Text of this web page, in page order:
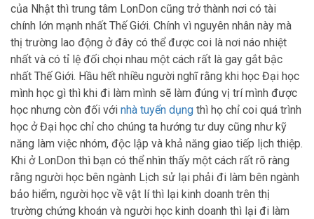
của Nhật thì trung tâm LonDon cũng trở thành nơi có tài
chính lớn mạnh nhất Thế Giới. Chính vì nguyên nhân này mà
thị trường lao động ở đây có thể được coi là nơi náo nhiệt
nhất và có tỉ lệ đối chọi nhau một cách rất là gay gắt bậc
nhất Thế Giới. Hầu hết nhiều người nghĩ rằng khi học Đại học
mình học gì thì khi đi làm mình sẽ làm đúng vị trí mình được
học nhưng còn đối với nhà tuyển dụng thì họ chỉ coi quá trình
học ở Đại học chỉ cho chúng ta hướng tư duy cũng như kỹ
năng làm việc nhóm, độc lập và khả năng giao tiếp lịch thiệp.
Khi ở LonDon thì bạn có thể nhìn thấy một cách rất rõ ràng
rằng người học bên ngành Lịch sử lại phải đi làm bên ngành
bảo hiểm, người học về vật lí thì lại kinh doanh trên thị
trường chứng khoán và người học kinh doanh thì lại đi làm